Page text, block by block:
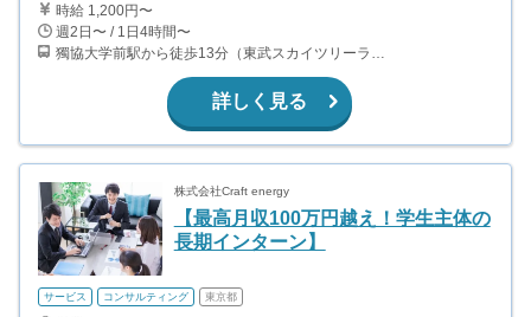
時給 1,200円〜
週2日〜 / 1日4時間〜
獨協大学前駅から徒歩13分（東武スカイツリーライン、東武伊勢崎線、東武日光線、鬼怒川線）
詳しく見る
株式会社Craft energy
【最高月収100万円越え！学生主体の
長期インターン】
サービス コンサルティング 東京都